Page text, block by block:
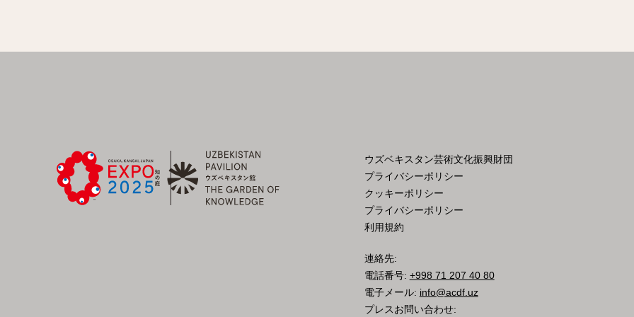
ウズベキスタン芸術文化振興財団
プライバシーポリシー
クッキーポリシー
プライバシーポリシー
利用規約
連絡先:
電話番号: +998 71 207 40 80
電子メール: info@acdf.uz
プレスお問い合わせ: